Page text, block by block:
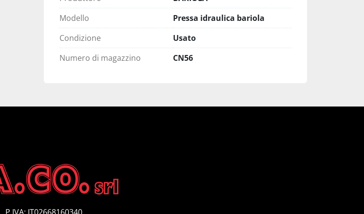
Modello
Pressa idraulica bariola
Condizione
Usato
Numero di magazzino
CN56